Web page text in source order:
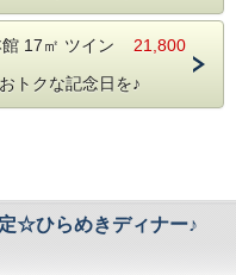
（クォーターサイズ）各１本プ
ドリンクに変更いたします
のお持込みはご遠慮願います
風呂、
も付けさせていただきます♪
、ご家族に素敵な旅行をプレゼン
ンですので今すぐご予約ください
館 17㎡ ツイン 21,800
トクな記念日を♪
☆ひらめきディナー♪